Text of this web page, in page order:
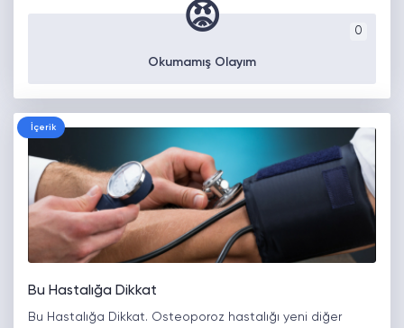
0
😡
Okumamış Olayım
İçerik
Bu Hastalığa Dikkat
Bu Hastalığa Dikkat. Osteoporoz hastalığı yeni diğer